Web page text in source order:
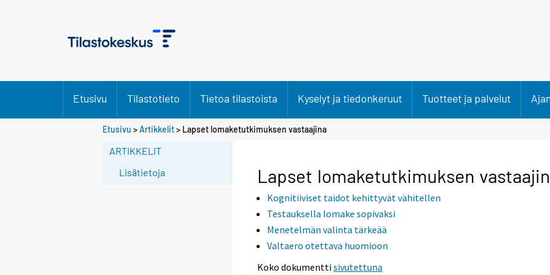
Etusivu Tilastotieto Tietoa tilastoista Kyselyt ja tiedonkeruut Tuotteet ja palvelut
Etusivu >Artikkelit> Lapset lomaketutkimuksen vastaajina
ARTIKKELIT
Lisätietoja
Lapset lomaketutkimuksen
Kognitiiviset taidot kehittyvät vähitellen
Testauksella lomake sopivaksi
Menetelmän valinta tärkeää
Valtaero otettava huomioon
Koko dokumenttisivutettuna